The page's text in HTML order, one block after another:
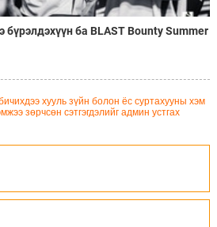
ба BLAST Bounty Summer
хууль зүйн болон ёс суртахууны хэм
зөрчсөн сэтгэгдэлийг админ устгах